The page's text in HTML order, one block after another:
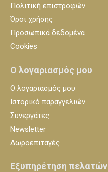
Πολιτική επιστροφών
Όροι χρήσης
Προσωπικά δεδομένα
Cookies
Ο λογαριασμός μου
Ο λογαριασμός μου
Ιστορικό παραγγελιών
Συνεργάτες
Newsletter
Δωροεπιταγές
Εξυπηρέτηση πελατών